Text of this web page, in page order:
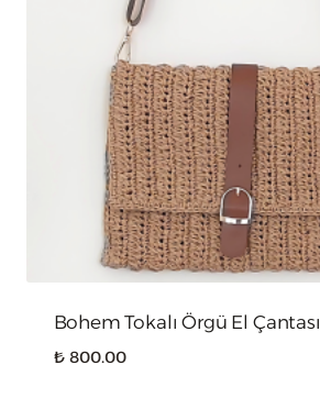
Bohem Tokalı Örgü El Çantası
₺800.00